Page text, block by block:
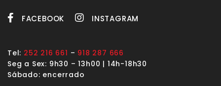
FACEBOOK INSTAGRAM
Tel: 252 216 661 – 918 287 666
Seg a Sex: 9h30 – 13h00 | 14h-18h30
Sábado: encerrado